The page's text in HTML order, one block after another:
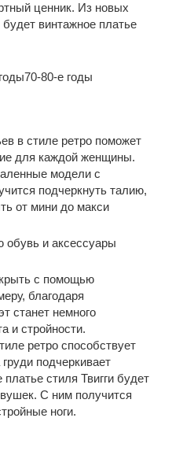
ценник. Из новых
винтажное платье
80-е годы
в стиле ретро поможет
для каждой женщины.
модели с
подчеркнуть талию,
от мини до макси
и аксессуары
с помощью
благодаря
станет немного
и стройности.
ретро способствует
подчеркивает
стиля Твигги будет
С ним получится
ноги.